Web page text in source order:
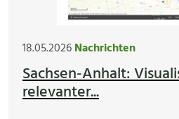
18.05.2026Nachrichten
Sachsen-Anhalt:
relevanter...